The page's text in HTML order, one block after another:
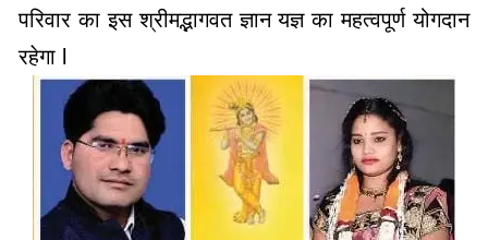
परिवार का इस श्रीमद्भागवत ज्ञान यज्ञ का महत्वपूर्ण योगदान
रहेगा l